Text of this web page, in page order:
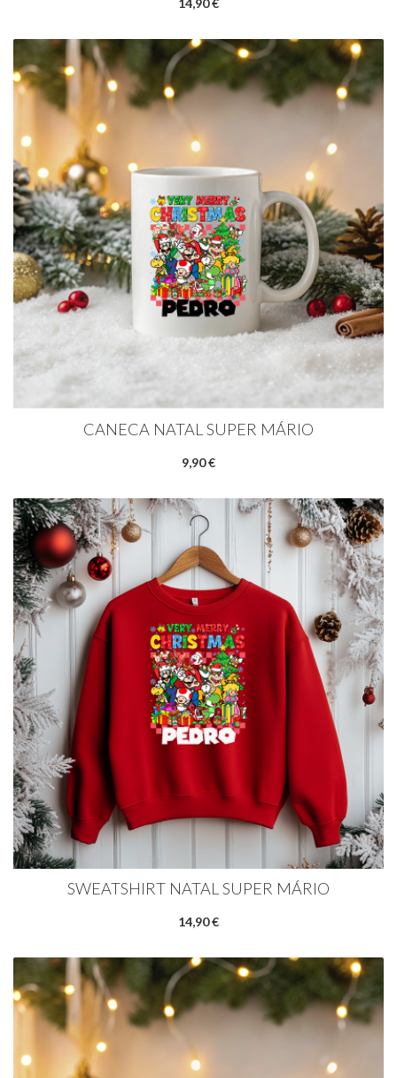
14,90 €
CANECA NATAL SUPER MÁRIO
9,90 €
SWEATSHIRT NATAL SUPER MÁRIO
14,90 €